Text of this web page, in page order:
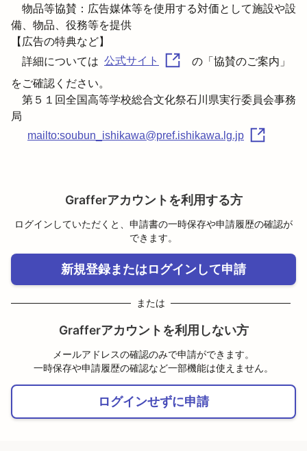
物品等協賛：広告媒体等を使用する対価として施設や設
備、物品、役務等を提供
【広告の特典など】
詳細については 公式サイト
の「協賛のご案内」
をご確認ください。
第５１回全国高等学校総合文化祭石川県実行委員会事務
局
mailto:soubun_ishikawa@pref.ishikawa.lg.jp
Grafferアカウントを利用する方
ログインしていただくと、申請書の一時保存や申請履歴の確認が
できます。
新規登録またはログインして申請
または
Grafferアカウントを利用しない方
メールアドレスの確認のみで申請ができます。
一時保存や申請履歴の確認など一部機能は使えません。
ログインせずに申請